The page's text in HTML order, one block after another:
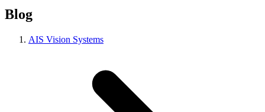
Blog
AIS Vision Systems